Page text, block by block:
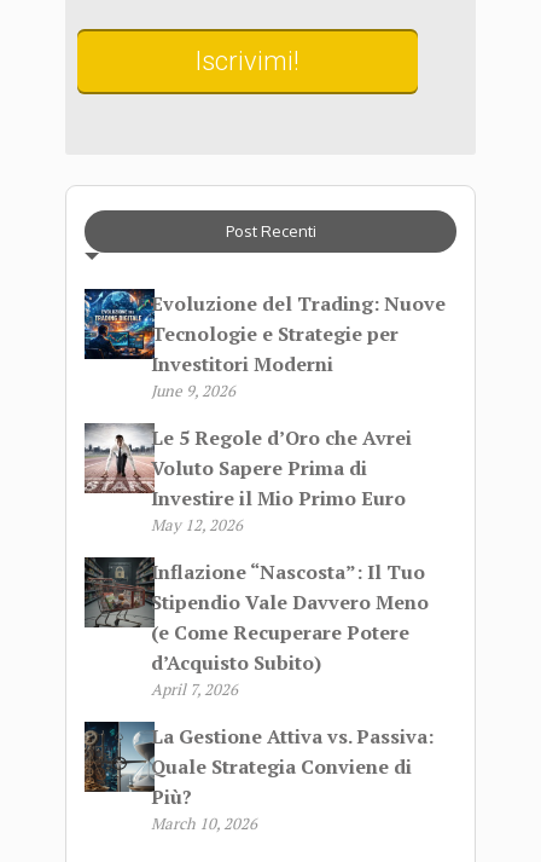
Iscrivimi!
Post Recenti
Evoluzione del Trading: Nuove
Tecnologie e Strategie per
Investitori Moderni
June 9, 2026
Le 5 Regole d’Oro che Avrei
Voluto Sapere Prima di
Investire il Mio Primo Euro
May 12, 2026
Inflazione “Nascosta”: Il Tuo
Stipendio Vale Davvero Meno
(e Come Recuperare Potere
d’Acquisto Subito)
April 7, 2026
La Gestione Attiva vs. Passiva:
Quale Strategia Conviene di
Più?
March 10, 2026